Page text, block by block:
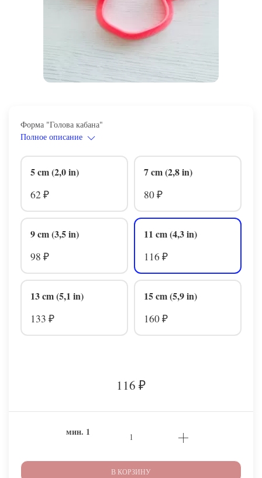
Форма "Голова кабана"
Полное описание
5 cm (2,0 in)
62 ₽
7 cm (2,8 in)
80 ₽
9 cm (3,5 in)
98 ₽
11 cm (4,3 in)
116 ₽
13 cm (5,1 in)
133 ₽
15 cm (5,9 in)
160 ₽
116 ₽
мин. 1
В КОРЗИНУ